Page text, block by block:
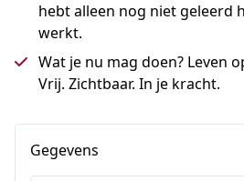
hebt alleen nog niet geleerd
werkt.
Wat je nu mag doen? Leven
Vrij. Zichtbaar. In je kracht.
Gegevens